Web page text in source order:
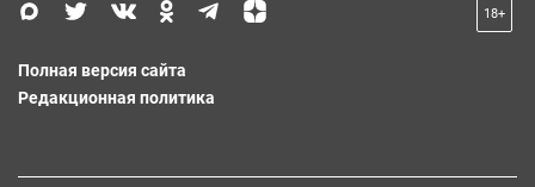
18+
Полная версия сайта
Редакционная политика